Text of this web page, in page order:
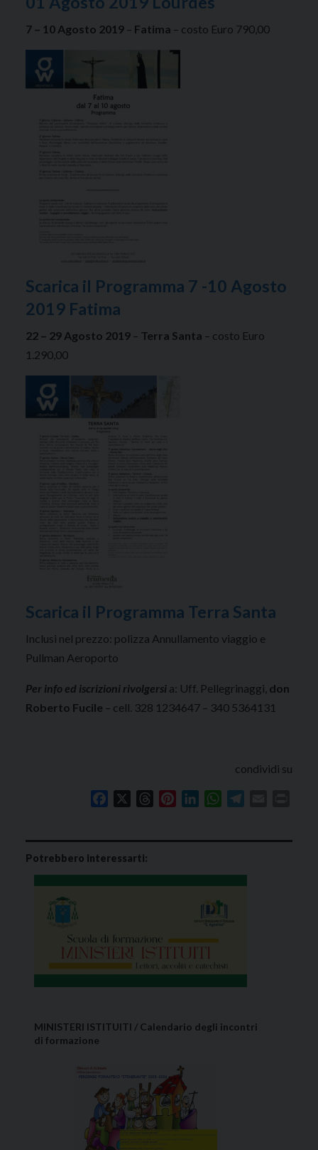
7 – 10 Agosto 2019 – Fatima – costo Euro 790,00
Scarica il Programma 7 -10 Agosto
2019 Fatima
22 – 29 Agosto 2019 – Terra Santa – costo Euro
1.290,00
Scarica il Programma Terra Santa
Inclusi nel prezzo: polizza Annullamento viaggio e
Pullman Aeroporto
Per info ed iscrizioni rivolgersi a: Uff. Pellegrinaggi, don
Roberto Fucile – cell. 328 1234647 – 340 5364131
condividi su
Facebook ThreadsPinterestLinkedInWhatsApp
Potrebbero interessarti:
MINISTERI ISTITUITI / Calendario degli incontri
di formazione